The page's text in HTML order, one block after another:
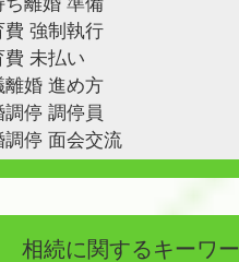
費 強制執行
費 未払い
離婚 進め方
調停 調停員
調停 面会交流
相続に関するキーワ